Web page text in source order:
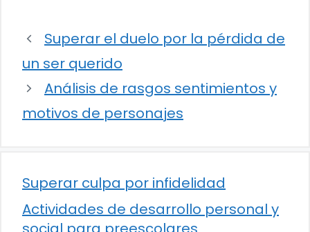
Superar el duelo por la pérdida de
un ser querido
Análisis de rasgos sentimientos y
motivos de personajes
Superar culpa por infidelidad
Actividades de desarrollo personal y